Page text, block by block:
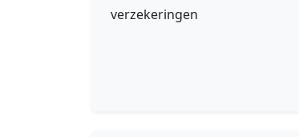
verzekeringen